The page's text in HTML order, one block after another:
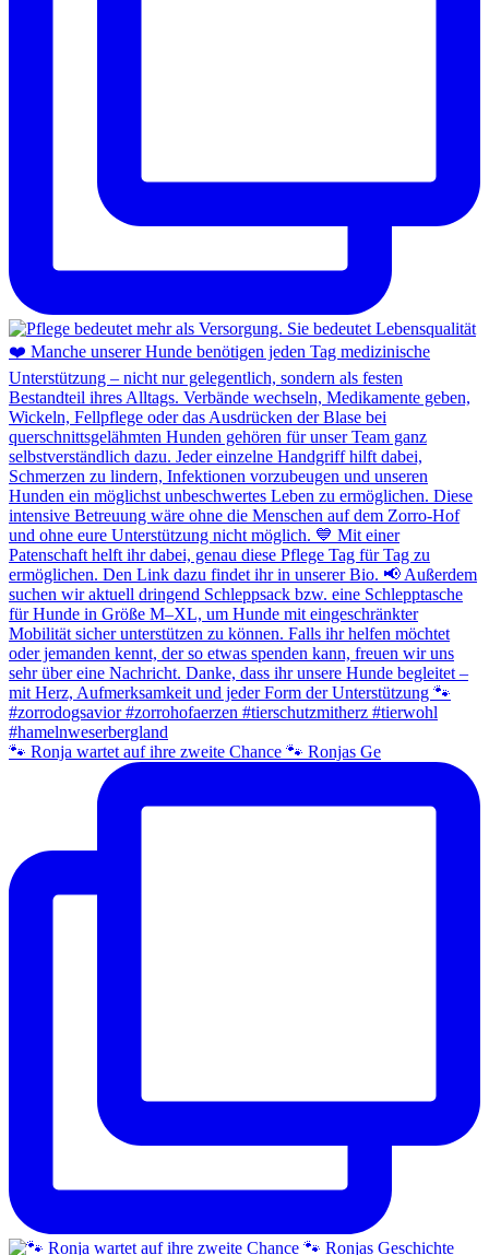
🐾 Ronja wartet auf ihre zweite Chance 🐾 Ronjas Ge